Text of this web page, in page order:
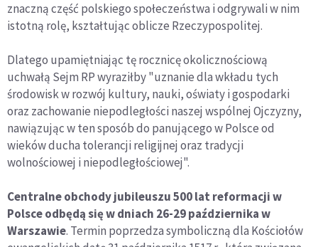
znaczną część polskiego społeczeństwa i odgrywali w nim
istotną rolę, kształtując oblicze Rzeczypospolitej.
Dlatego upamiętniając tę rocznicę okolicznościową
uchwałą Sejm RP wyraziłby "uznanie dla wkładu tych
środowisk w rozwój kultury, nauki, oświaty i gospodarki
oraz zachowanie niepodległości naszej wspólnej Ojczyzny,
nawiązując w ten sposób do panującego w Polsce od
wieków ducha tolerancji religijnej oraz tradycji
wolnościowej i niepodległościowej".
Centralne obchody jubileuszu 500 lat reformacji w
Polsce odbędą się w dniach 26-29 października w
Warszawie. Termin poprzedza symboliczną dla Kościołów